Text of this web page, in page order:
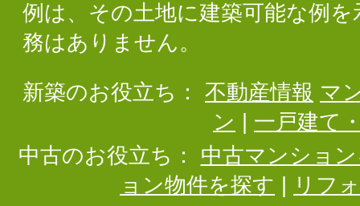
例は、その土地に建築可能な例
務はありません。
新築のお役立ち： 不動産情報 マ
ン
一戸建て
中古のお役立ち：
中古マンショ
ョン物件を探す
リフ